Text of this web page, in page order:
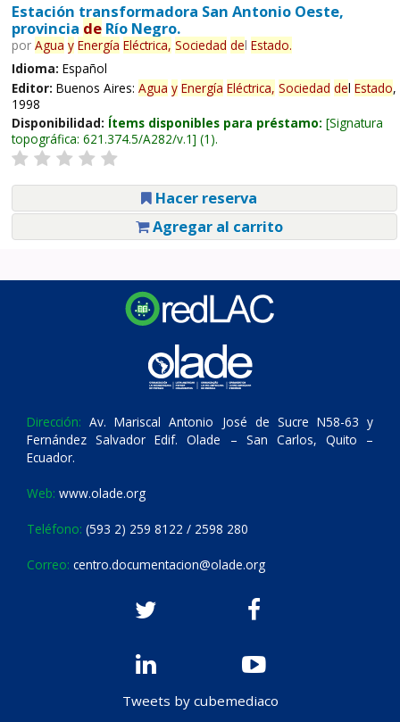
Estación transformadora San Antonio Oeste,
provincia deRío Negro.
por Agua y Energía Eléctrica, Sociedad del Estado.
Idioma: Español
Editor: Buenos Aires: Agua y Energía Eléctrica, Sociedad del Estado,
1998
Disponibilidad: Ítems disponibles para préstamo: Signatura
topográfica: 621.374.5/A282/v.1 (1).
Hacer reserva
Agregar al carrito
Dirección: Av. Mariscal Antonio José de Sucre N58-63 y
Fernández Salvador Edif. Olade – San Carlos, Quito –
Ecuador.
Web: www.olade.org
Teléfono: (593 2) 259 8122 / 2598 280
Correo: centro.documentacion@olade.org
Tweets by cubemediaco